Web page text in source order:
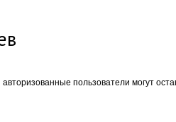
пользователи могут